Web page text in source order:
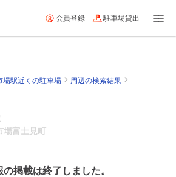
会員登録 駐車場貸出
場駅近くの駐車場 周辺の検索結果
場富士見町
掲載は終了しました。